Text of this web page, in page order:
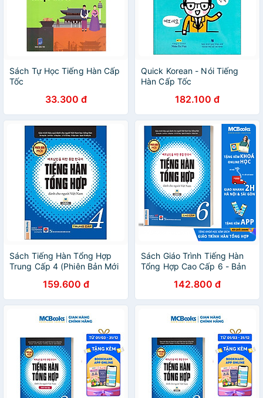
Sách Tự Học Tiếng Hàn Cấp
Tốc
33.300 đ
Quick Korean - Nói Tiếng
Hàn Cấp Tốc
182.100 đ
Sách Tiếng Hàn Tổng Hợp
Trung Cấp 4 (Phiên Bản Mới
159.600 đ
Sách Giáo Trình Tiếng Hàn
Tổng Hợp Cao Cấp 6 - Bản
142.800 đ